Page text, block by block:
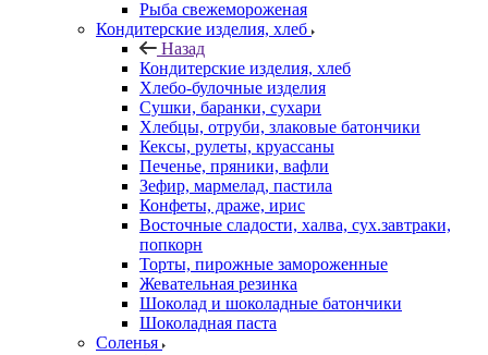
Рыба свежемороженая
Кондитерские изделия, хлеб
Назад
Кондитерские изделия, хлеб
Хлебо-булочные изделия
Сушки, баранки, сухари
Хлебцы, отруби, злаковые батончики
Кексы, рулеты, круассаны
Печенье, пряники, вафли
Зефир, мармелад, пастила
Конфеты, драже, ирис
Восточные сладости, халва, сух.завтраки,
попкорн
Торты, пирожные замороженные
Жевательная резинка
Шоколад и шоколадные батончики
Шоколадная паста
Соленья